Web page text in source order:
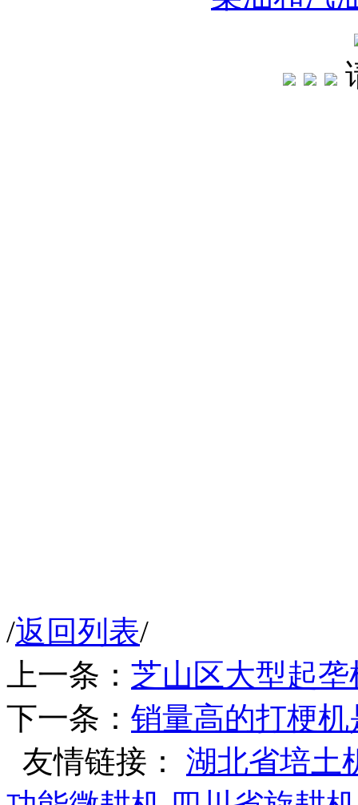
/返回列表/
上一条： 芝山区大型起垄
下一条： 销量高的打梗机
友情链接： 湖北省培土